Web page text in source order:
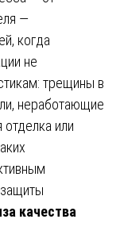
—
когда
не
трещины в
неработающие
или
качества